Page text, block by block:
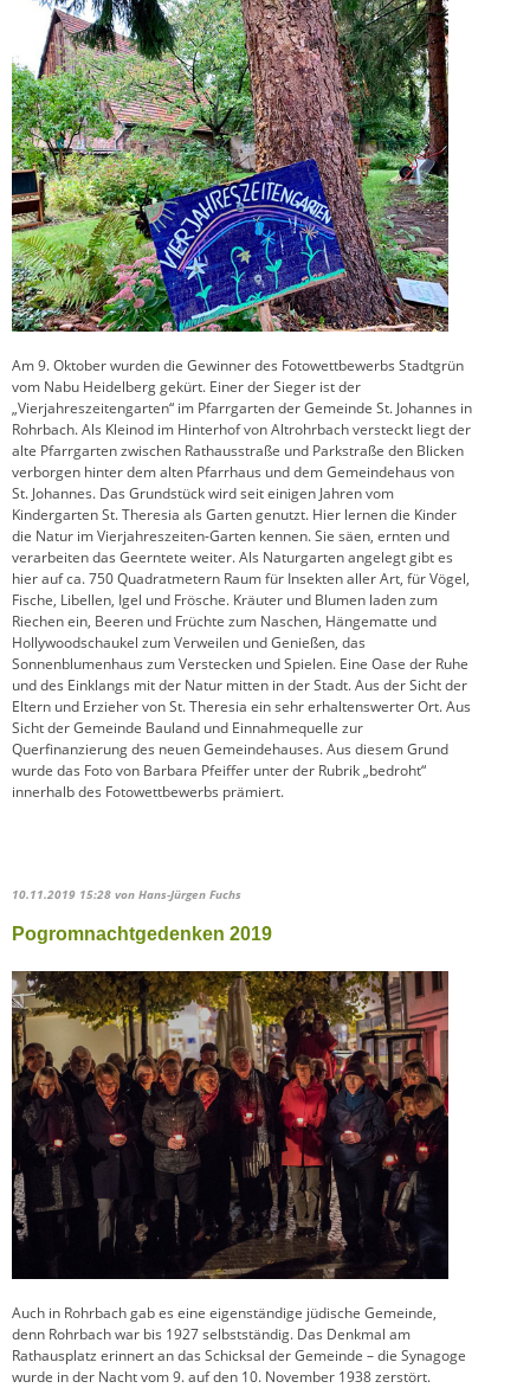
Am 9. Oktober wurden die Gewinner des Fotowettbewerbs Stadtgrün
vom Nabu Heidelberg gekürt. Einer der Sieger ist der
„Vierjahreszeitengarten“ im Pfarrgarten der Gemeinde St. Johannes in
Rohrbach. Als Kleinod im Hinterhof von Altrohrbach versteckt liegt der
alte Pfarrgarten zwischen Rathausstraße und Parkstraße den Blicken
verborgen hinter dem alten Pfarrhaus und dem Gemeindehaus von
St. Johannes. Das Grundstück wird seit einigen Jahren vom
Kindergarten St. Theresia als Garten genutzt. Hier lernen die Kinder
die Natur im Vierjahreszeiten-Garten kennen. Sie säen, ernten und
verarbeiten das Geerntete weiter. Als Naturgarten angelegt gibt es
hier auf ca. 750 Quadratmetern Raum für Insekten aller Art, für Vögel,
Fische, Libellen, Igel und Frösche. Kräuter und Blumen laden zum
Riechen ein, Beeren und Früchte zum Naschen, Hängematte und
Hollywoodschaukel zum Verweilen und Genießen, das
Sonnenblumenhaus zum Verstecken und Spielen. Eine Oase der Ruhe
und des Einklangs mit der Natur mitten in der Stadt. Aus der Sicht der
Eltern und Erzieher von St. Theresia ein sehr erhaltenswerter Ort. Aus
Sicht der Gemeinde Bauland und Einnahmequelle zur
Querfinanzierung des neuen Gemeindehauses. Aus diesem Grund
wurde das Foto von Barbara Pfeiffer unter der Rubrik „bedroht“
innerhalb des Fotowettbewerbs prämiert.
10.11.2019 15:28 von Hans-Jürgen Fuchs
Pogromnachtgedenken 2019
Auch in Rohrbach gab es eine eigenständige jüdische Gemeinde,
denn Rohrbach war bis 1927 selbstständig. Das Denkmal am
Rathausplatz erinnert an das Schicksal der Gemeinde – die Synagoge
wurde in der Nacht vom 9. auf den 10. November 1938 zerstört.